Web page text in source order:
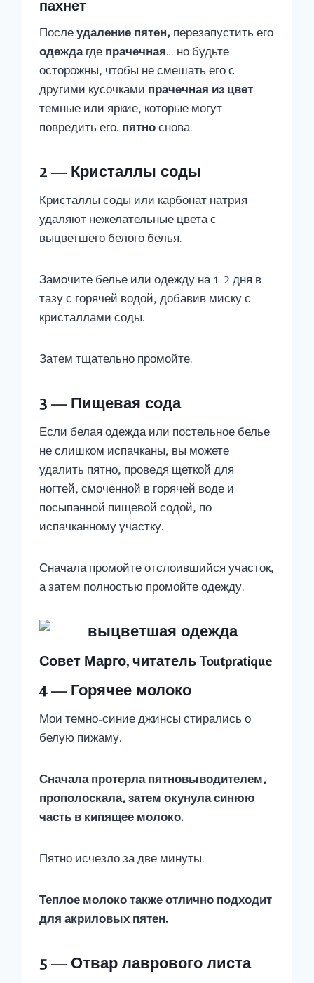
пахнет
После удаление пятен, перезапустить его
одежда где прачечная… но будьте
осторожны, чтобы не смешать его с
другими кусочками прачечная из цвет
темные или яркие, которые могут
повредить его. пятно снова.
2 — Кристаллы соды
Кристаллы соды или карбонат натрия
удаляют нежелательные цвета с
выцветшего белого белья.
Замочите белье или одежду на 1-2 дня в
тазу с горячей водой, добавив миску с
кристаллами соды.
Затем тщательно промойте.
3 — Пищевая сода
Если белая одежда или постельное белье
не слишком испачканы, вы можете
удалить пятно, проведя щеткой для
ногтей, смоченной в горячей воде и
посыпанной пищевой содой, по
испачканному участку.
Сначала промойте отслоившийся участок,
а затем полностью промойте одежду.
Совет Марго, читатель Toutpratique
4 — Горячее молоко
Мои темно-синие джинсы стирались о
белую пижаму.
Сначала протерла пятновыводителем,
прополоскала, затем окунула синюю
часть в кипящее молоко.
Пятно исчезло за две минуты.
Теплое молоко также отлично подходит
для акриловых пятен.
5 — Отвар лаврового листа